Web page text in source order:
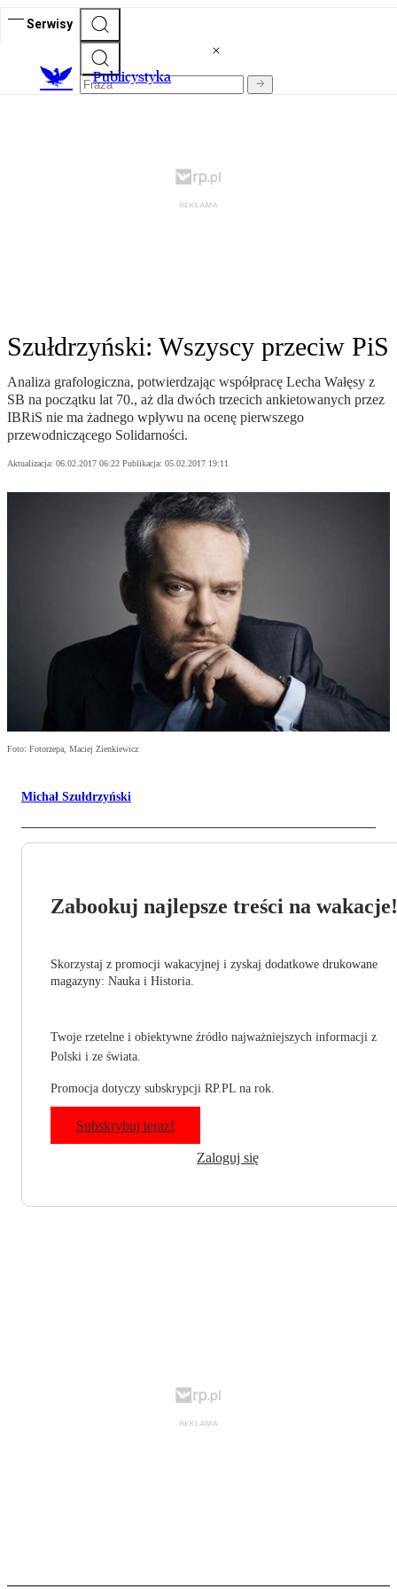
Serwisy
Publicystyka
Szułdrzyński: Wszyscy przeciw PiS
Analiza grafologiczna, potwierdzając współpracę Lecha Wałęsy z
SB na początku lat 70., aż dla dwóch trzecich ankietowanych przez
IBRiS nie ma żadnego wpływu na ocenę pierwszego
przewodniczącego Solidarności.
Aktualizacja: 06.02.2017 06:22 Publikacja: 05.02.2017 19:11
Foto: Fotorzepa, Maciej Zienkiewicz
Michał Szułdrzyński
Zabookuj najlepsze treści na wakacje!
Skorzystaj z promocji wakacyjnej i zyskaj dodatkowe drukowane
magazyny: Nauka i Historia.
Twoje rzetelne i obiektywne źródło najważniejszych informacji z
Polski i ze świata.
Promocja dotyczy subskrypcji RP.PL na rok.
Subskrybuj teraz!
Zaloguj się